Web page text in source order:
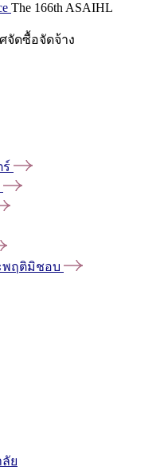
The 166th ASAIHL
จัดซื้อจัดจ้าง
พฤติมิชอบ
ย